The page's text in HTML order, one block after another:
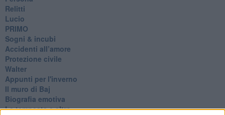
Relitti
Lucio
PRIMO
Sogni & incubi
Accidenti all’amore
Protezione civile
Walter
Appunti per l'inverno
Il muro di Baj
Biografia emotiva
La tempesta e altro